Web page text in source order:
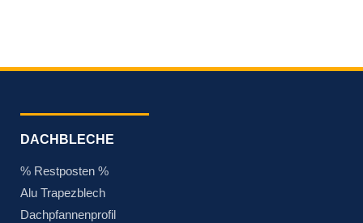
DACHBLECHE
% Restposten %
Alu Trapezblech
Dachpfannenprofil